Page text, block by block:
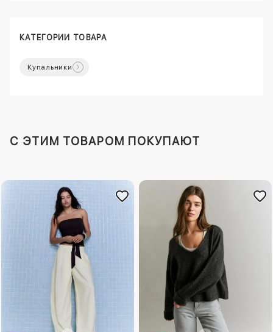
КАТЕГОРИИ ТОВАРА
Купальники
C ЭТИМ ТОВАРОМ ПОКУПАЮТ